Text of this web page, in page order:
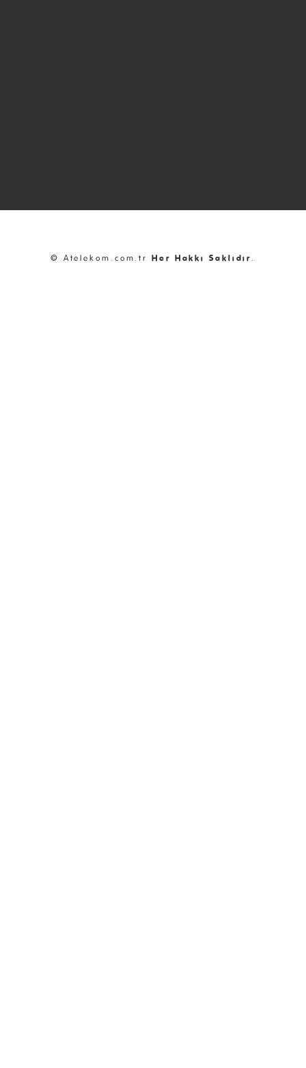
© Atelekom.com.trHer Hakkı Saklıdır